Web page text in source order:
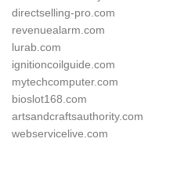
directselling-pro.com
revenuealarm.com
lurab.com
ignitioncoilguide.com
mytechcomputer.com
bioslot168.com
artsandcraftsauthority.com
webservicelive.com